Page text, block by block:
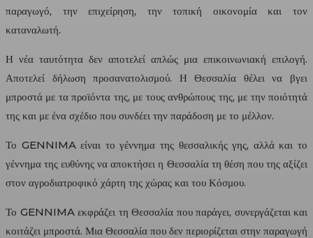
παραγωγό, την επιχείρηση, την τοπική οικονομία και τον
καταναλωτή.
Η νέα ταυτότητα δεν αποτελεί απλώς μια επικοινωνιακή επιλογή.
Αποτελεί δήλωση προσανατολισμού. Η Θεσσαλία θέλει να βγει
μπροστά με τα προϊόντα της, με τους ανθρώπους της, με την ποιότητά
της και με ένα σχέδιο που συνδέει την παράδοση με το μέλλον.
Το GENNIMA είναι το γέννημα της θεσσαλικής γης, αλλά και το
γέννημα της ευθύνης να αποκτήσει η Θεσσαλία τη θέση που της αξίζει
στον αγροδιατροφικό χάρτη της χώρας και του Κόσμου.
Το GENNIMA εκφράζει τη Θεσσαλία που παράγει, συνεργάζεται και
κοιτάζει μπροστά. Μια Θεσσαλία που δεν περιορίζεται στην παραγωγή